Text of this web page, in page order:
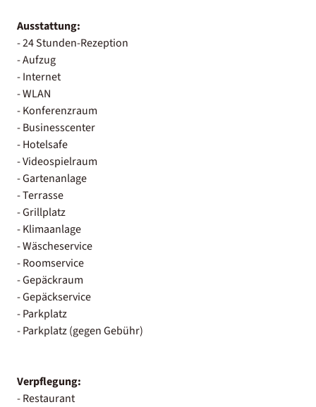
Ausstattung:
- 24 Stunden-Rezeption
- Aufzug
- Internet
- WLAN
- Konferenzraum
- Businesscenter
- Hotelsafe
- Videospielraum
- Gartenanlage
- Terrasse
- Grillplatz
- Klimaanlage
- Wäscheservice
- Roomservice
- Gepäckraum
- Gepäckservice
- Parkplatz
- Parkplatz (gegen Gebühr)
Verpflegung:
- Restaurant